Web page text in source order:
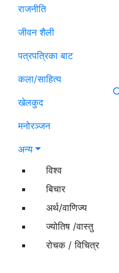
राजनीति
जीवन शैली
पत्रपत्रिका बाट
कला/साहित्य
खेलकुद
मनोरञ्जन
अन्य
विश्व
बिचार
अर्थ/वाणिज्य
ज्योतिष /वास्तु
रोचक / विचित्र